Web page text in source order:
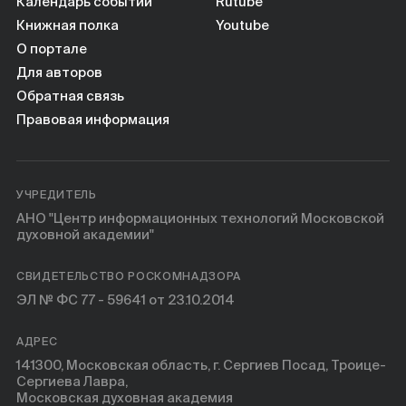
Книжная полка
О портале
Для авторов
Обратная связь
Правовая информация
Youtube
УЧРЕДИТЕЛЬ
АНО "Центр информационных технологий Московской
духовной академии"
СВИДЕТЕЛЬСТВО РОСКОМНАДЗОРА
ЭЛ № ФС 77 - 59641 от 23.10.2014
АДРЕС
141300, Московская область, г. Сергиев Посад, Троице-
Сергиева Лавра,
Московская духовная академия